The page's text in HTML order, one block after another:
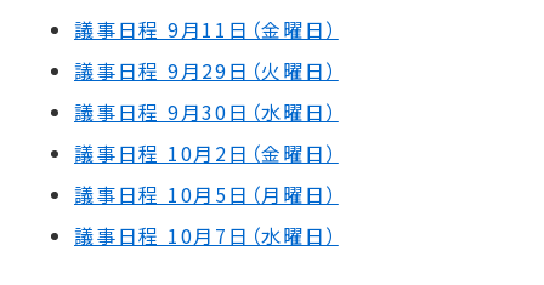
議事日程 9月11日（金曜日）
議事日程 9月29日（火曜日）
議事日程 9月30日（水曜日）
議事日程 10月2日（金曜日）
議事日程 10月5日（月曜日）
議事日程 10月7日（水曜日）